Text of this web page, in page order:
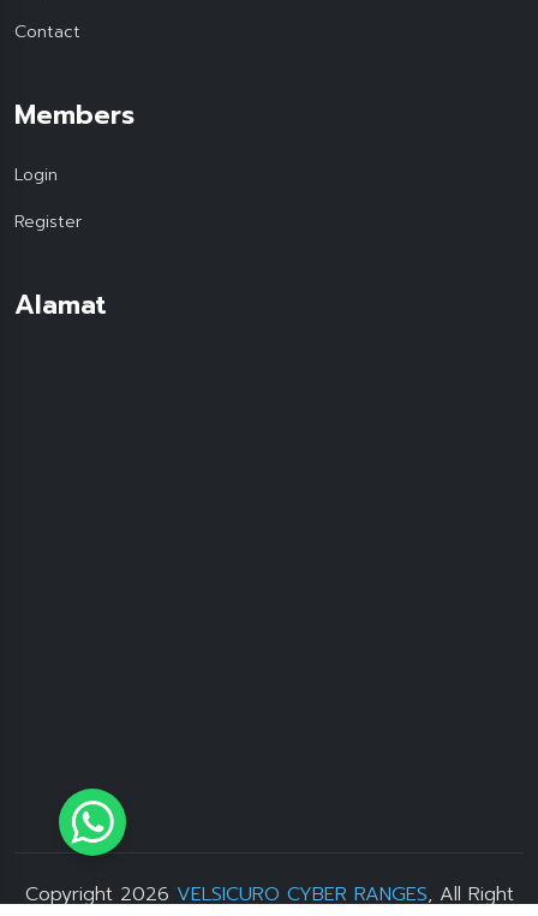
Contact
Members
Login
Register
Alamat
Copyright 2026 VELSICURO CYBER RANGES, All Right